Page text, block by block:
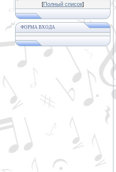
[Полный список]
ФОРМА ВХОДА